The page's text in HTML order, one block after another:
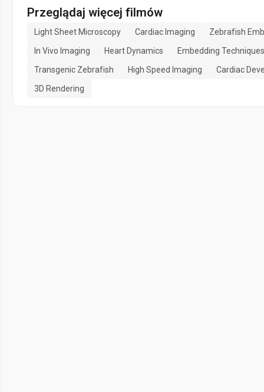
Przeglądaj więcej filmów
Light Sheet Microscopy Cardiac Imaging
Zebrafish
In Vivo Imaging
Heart Dynamics
Embedding Techniques
Transgenic Zebrafish
High Speed Imaging
Cardiac
3D Rendering